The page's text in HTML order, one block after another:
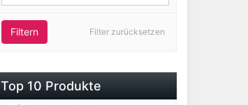
Filter zurücksetzen
Filtern
Top 10 Produkte